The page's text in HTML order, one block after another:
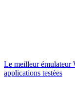
Le meilleur émulateur
applications testées